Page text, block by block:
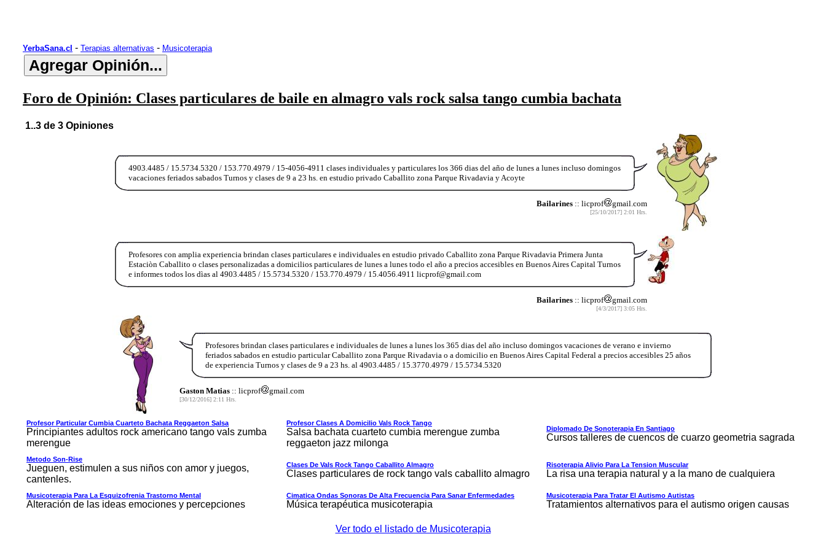
YerbaSana.cl - Terapias alternativas - Musicoterapia
Foro de Opinión: Clases particulares de baile en almagro vals rock salsa tango cumbia bachata
1..3 de 3 Opiniones
4903.4485 / 15.5734.5320 / 153.770.4979 / 15-4056-4911 clases individuales y particulares los 366 dias del año de lunes a lunes incluso domingos
vacaciones feriados sabados Turnos y clases de 9 a 23 hs. en estudio privado Caballito zona Parque Rivadavia y Acoyte
Bailarines:: licprof gmail.com
[25/10/2017] 2:01 Hrs.
Profesores con amplia experiencia brindan clases particulares e individuales en estudio privado Caballito zona Parque Rivadavia Primera Junta
Estaciòn Caballito o clases personalizadas a domicilios particulares de lunes a lunes todo el año a precios accesibles en Buenos Aires Capital Turnos
e informes todos los dìas al 4903.4485 / 15.5734.5320 / 153.770.4979 / 15.4056.4911 licprof@gmail.com
Bailarines:: licprof gmail.com
[4/3/2017] 3:05 Hrs.
Profesores brindan clases particulares e individuales de lunes a lunes los 365 dias del año incluso domingos vacaciones de verano e invierno
feriados sabados en estudio particular Caballito zona Parque Rivadavia o a domicilio en Buenos Aires Capital Federal a precios accesibles 25 años
de experiencia Turnos y clases de 9 a 23 hs. al 4903.4485 / 15.3770.4979 / 15.5734.5320
Gaston Matias:: licprof gmail.com
[30/12/2016] 2:11 Hrs.
Profesor Particular Cumbia Cuarteto Bachata Reggaeton Salsa
Principiantes adultos rock americano tango vals zumba
merengue
Profesor Clases A Domicilio Vals Rock Tango
Salsa bachata cuarteto cumbia merengue zumba
reggaeton jazz milonga
Diplomado De Sonoterapia En Santiago
Cursos talleres de cuencos de cuarzo geometria sagrada
Metodo Son-Rise
Jueguen, estimulen a sus niños con amor y juegos,
cantenles.
Clases De Vals Rock Tango Caballito Almagro
Clases particulares de rock tango vals caballito almagro
Risoterapia Alivio Para La Tension Muscular
La risa una terapia natural y a la mano de cualquiera
Musicoterapia Para La Esquizofrenia Trastorno Mental
Alteración de las ideas emociones y percepciones
Cimatica Ondas Sonoras De Alta Frecuencia Para Sanar Enfermedades
Música terapéutica musicoterapia
Musicoterapia Para Tratar El Autismo Autistas
Tratamientos alternativos para el autismo origen causas
Ver todo el listado de Musicoterapia